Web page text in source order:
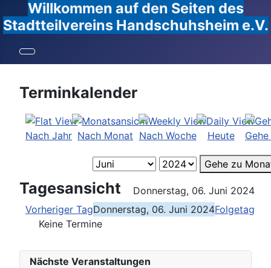
Willkommen auf den Seiten des
Stadtteilvereins Handschuhsheim e.V.
Terminkalender
Nach Jahr Nach Monat Nach Woche Heute
Gehe zu
Tagesansicht
Donnerstag, 06. Juni 2024
Vorheriger TagDonnerstag, 06. Juni 2024Folgetag
Keine Termine
Nächste Veranstaltungen